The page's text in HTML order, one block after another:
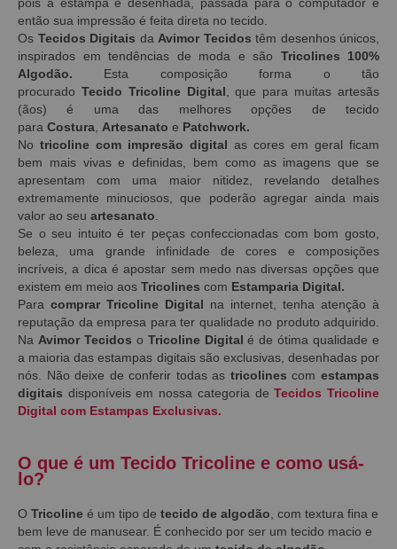
então sua impressão é feita direta no tecido.
Os Tecidos Digitais da Avimor Tecidos têm desenhos únicos,
inspirados em tendências de moda e são Tricolines 100%
Algodão. Esta composição forma o tão
procurado Tecido Tricoline Digital , que para muitas artesãs
(ãos) é uma das melhores opções de tecido
para Costura Artesanato e Patchwork.
No tricoline com impresão digital as cores em geral ficam
bem mais vivas e definidas, bem como as imagens que se
apresentam com uma maior nitidez, revelando detalhes
extremamente minuciosos, que poderão agregar ainda mais
valor ao seu artesanato
Se o seu intuito é ter peças confeccionadas com bom gosto,
beleza, uma grande infinidade de cores e composições
incríveis, a dica é apostar sem medo nas diversas opções que
existem em meio aos Tricolines com Estamparia Digital.
Para comprar Tricoline Digital na internet, tenha atenção à
reputação da empresa para ter qualidade no produto adquirido.
Na Avimor Tecidos o Tricoline Digital é de ótima qualidade e
a maioria das estampas digitais são exclusivas, desenhadas por
nós. Não deixe de conferir todas as tricolinescomestampas
digitais disponíveis em nossa categoria deTecidos Tricoline
Digital com Estampas Exclusivas.
O que é um Tecido Tricoline e como usá-
lo?
O Tricoline é um tipo de tecido de algodão , com textura fina e
bem leve de manusear. É conhecido por ser um tecido macio e